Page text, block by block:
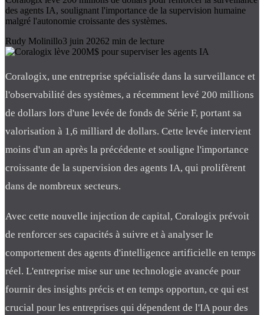
des agents IA, soulignant l'importance de la supervision humaine
malgré l'autonomie croissante des systèmes.
Rudy Molinillo3 juin 20262 min de lecture
Coralogix, une entreprise spécialisée dans la surveillance et
l'observabilité des systèmes, a récemment levé 200 millions
de dollars lors d'une levée de fonds de Série F, portant sa
valorisation à 1,6 milliard de dollars. Cette levée intervient
moins d'un an après la précédente et souligne l'importance
croissante de la supervision des agents IA, qui prolifèrent
dans de nombreux secteurs.
Avec cette nouvelle injection de capital, Coralogix prévoit
de renforcer ses capacités à suivre et à analyser le
comportement des agents d'intelligence artificielle en temps
réel. L'entreprise mise sur une technologie avancée pour
fournir des insights précis et en temps opportun, ce qui est
crucial pour les entreprises qui dépendent de l'IA pour des